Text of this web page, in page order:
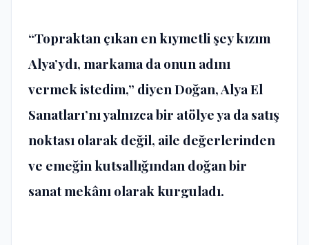
“Topraktan çıkan en kıymetli şey kızım
Alya’ydı, markama da onun adını
vermek istedim,” diyen Doğan, Alya El
Sanatları’nı yalnızca bir atölye ya da satış
noktası olarak değil, aile değerlerinden
ve emeğin kutsallığından doğan bir
sanat mekânı olarak kurguladı.